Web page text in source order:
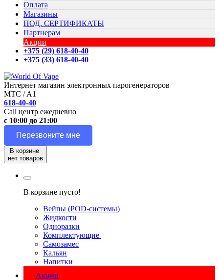
Оплата
Магазины
ПОД. СЕРТИФИКАТЫ
Партнерам
Акции
+375 (29) 618-40-40
+375 (33) 618-40-40
Интернет магазин электронных парогенераторов
MTC / A1
618-40-40
Call центр ежедневно
с 10:00 до 21:00
Перезвоните мне
В корзине
нет товаров
В корзине пусто!
Вейпы (POD-системы)
Жидкости
Одноразки
Комплектующие
Самозамес
Кальян
Напитки
Акции